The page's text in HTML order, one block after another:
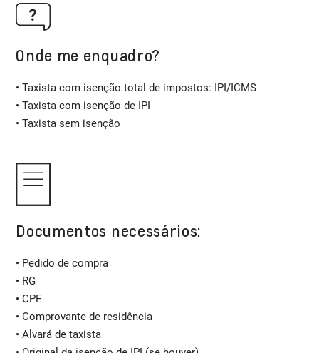
Onde me enquadro?
• Taxista com isenção total de impostos: IPI/ICMS
• Taxista com isenção de IPI
• Taxista sem isenção
Documentos necessários:
• Pedido de compra
• RG
• CPF
• Comprovante de residência
• Alvará de taxista